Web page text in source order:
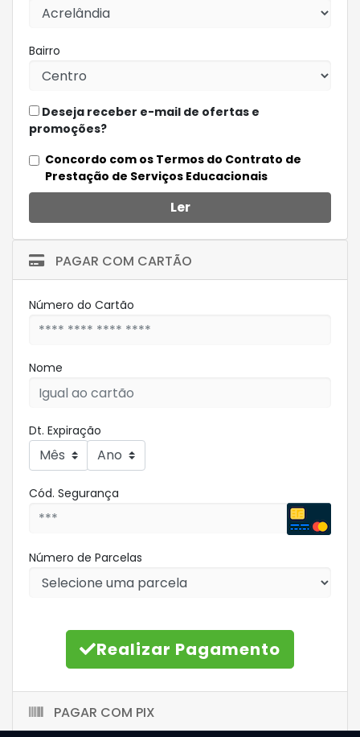
Bairro
Deseja receber e-mail de ofertas e
promoções?
Concordo com os Termos do Contrato de
Prestação de Serviços Educacionais
Ler
PAGAR COM CARTÃO
Número do Cartão
Nome
Dt. Expiração
Cód. Segurança
Número de Parcelas
Realizar Pagamento
PAGAR COM PIX